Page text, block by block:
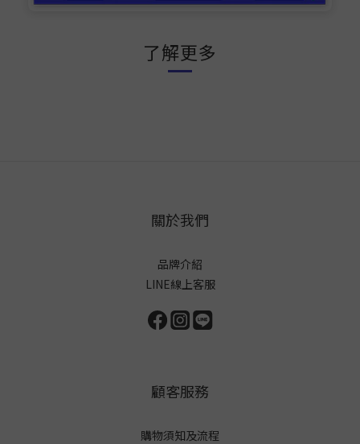
了解更多
關於我們
品牌介紹
LINE線上客服
顧客服務
購物須知及流程